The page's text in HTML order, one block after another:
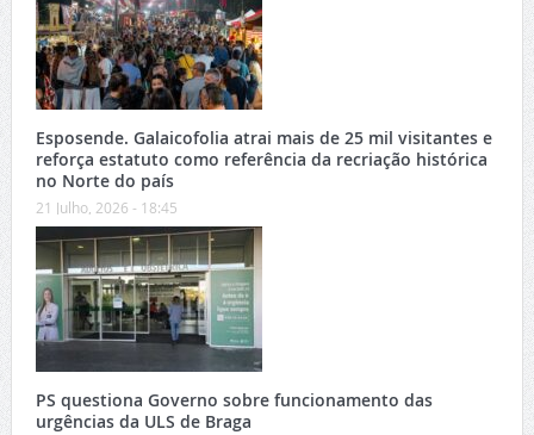
Esposende. Galaicofolia atrai mais de 25 mil visitantes e
reforça estatuto como referência da recriação histórica
no Norte do país
21 Julho, 2026 - 18:45
PS questiona Governo sobre funcionamento das
urgências da ULS de Braga